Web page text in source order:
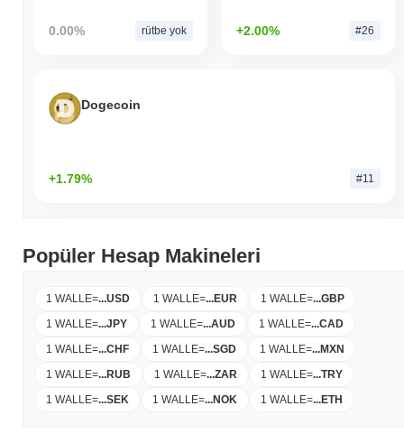
0.00% rütbe yok +2.00% #26
Dogecoin
+1.79% #11
Popüler Hesap Makineleri
1 WALLE=...USD 1 WALLE=...EUR 1 WALLE=...GBP
1 WALLE=...JPY 1 WALLE=...AUD 1 WALLE=...CAD
1 WALLE=...CHF 1 WALLE=...SGD 1 WALLE=...MXN
1 WALLE=...RUB 1 WALLE=...ZAR 1 WALLE=...TRY
1 WALLE=...SEK 1 WALLE=...NOK 1 WALLE=...ETH